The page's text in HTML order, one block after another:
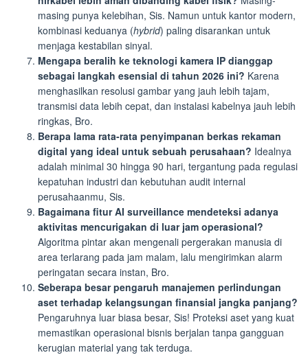
masing punya kelebihan, Sis. Namun untuk kantor modern,
kombinasi keduanya (hybrid) paling disarankan untuk
menjaga kestabilan sinyal.
Mengapa beralih ke teknologi kamera IP dianggap
sebagai langkah esensial di tahun 2026 ini? Karena
menghasilkan resolusi gambar yang jauh lebih tajam,
transmisi data lebih cepat, dan instalasi kabelnya jauh lebih
ringkas, Bro.
Berapa lama rata-rata penyimpanan berkas rekaman
digital yang ideal untuk sebuah perusahaan? Idealnya
adalah minimal 30 hingga 90 hari, tergantung pada regulasi
kepatuhan industri dan kebutuhan audit internal
perusahaanmu, Sis.
Bagaimana fitur AI surveillance mendeteksi adanya
aktivitas mencurigakan di luar jam operasional?
Algoritma pintar akan mengenali pergerakan manusia di
area terlarang pada jam malam, lalu mengirimkan alarm
peringatan secara instan, Bro.
Seberapa besar pengaruh manajemen perlindungan
aset terhadap kelangsungan finansial jangka panjang?
Pengaruhnya luar biasa besar, Sis! Proteksi aset yang kuat
memastikan operasional bisnis berjalan tanpa gangguan
kerugian material yang tak terduga.